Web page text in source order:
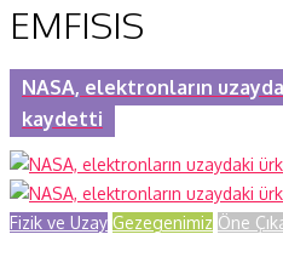
Yazarlar
Makaleler
Dergi Sayıları
Sağlık
EMFISIS
NASA, elektronların
kaydetti
Fizik ve Uzay Gezegenimiz Öne